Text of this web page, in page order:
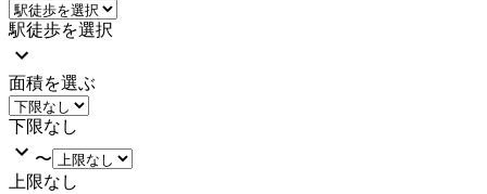
駅徒歩を選択
面積を選ぶ
下限なし
〜
上限なし